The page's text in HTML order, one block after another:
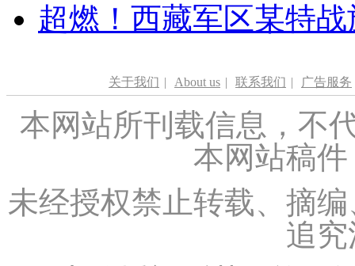
超燃！西藏军区某特
关于我们 | About us | 联系我们 | 广告服务
本网站所刊载信息，不
本网站稿
未经授权禁止转载、摘
追